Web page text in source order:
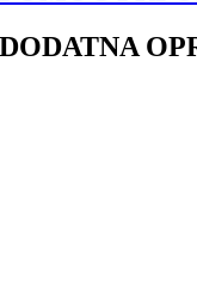
DODATNA